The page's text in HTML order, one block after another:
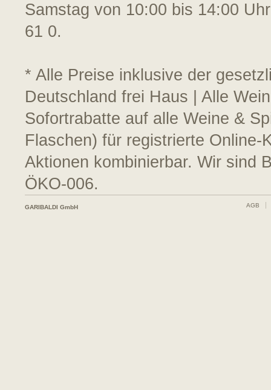
Samstag von 10:00 bis 14:00
61 0.
* Alle Preise inklusive der
Deutschland frei Haus | Alle
Sofortrabatte auf alle Weine &
Flaschen) für registrierte
Aktionen kombinierbar. Wir sind
ÖKO-006.
GARIBALDI GmbH AGB